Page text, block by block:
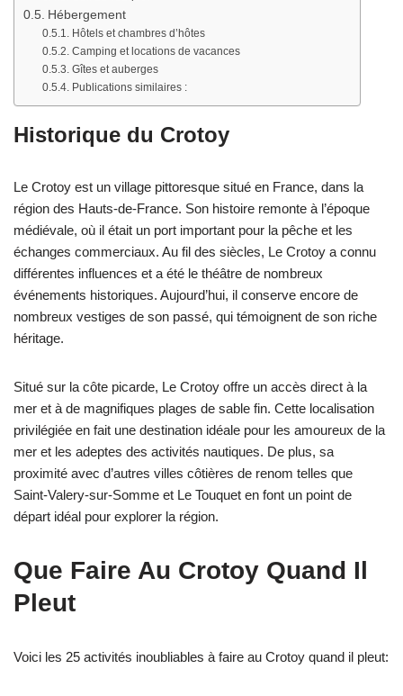
Hébergement
Hôtels et chambres d’hôtes
Camping et locations de vacances
Gîtes et auberges
Publications similaires :
Historique du Crotoy
Le Crotoy est un village pittoresque situé en France, dans la
région des Hauts-de-France. Son histoire remonte à l’époque
médiévale, où il était un port important pour la pêche et les
échanges commerciaux. Au fil des siècles, Le Crotoy a connu
différentes influences et a été le théâtre de nombreux
événements historiques. Aujourd’hui, il conserve encore de
nombreux vestiges de son passé, qui témoignent de son riche
héritage.
Situé sur la côte picarde, Le Crotoy offre un accès direct à la
mer et à de magnifiques plages de sable fin. Cette localisation
privilégiée en fait une destination idéale pour les amoureux de la
mer et les adeptes des activités nautiques. De plus, sa
proximité avec d’autres villes côtières de renom telles que
Saint-Valery-sur-Somme et Le Touquet en font un point de
départ idéal pour explorer la région.
Que Faire Au Crotoy Quand Il
Pleut
Voici les 25 activités inoubliables à faire au Crotoy quand il pleut: